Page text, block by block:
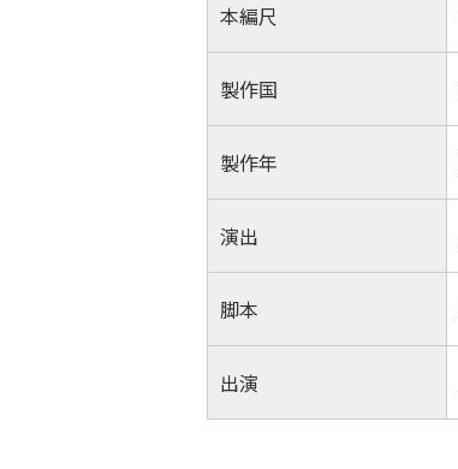
本編尺
製作国
製作年
演出
脚本
出演